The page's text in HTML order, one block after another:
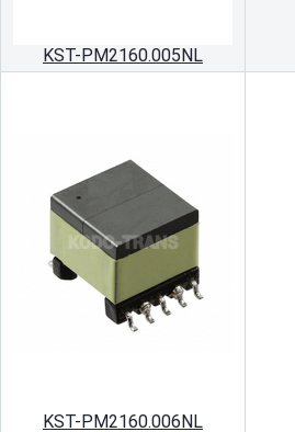
KST-PM2160.005NL
KST-PM2160.006NL